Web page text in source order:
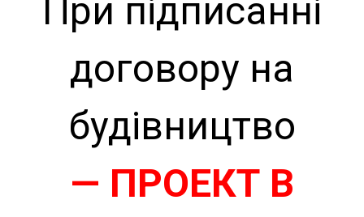
При підписанні
договору на
будівництво
— ПРОЕКТ В